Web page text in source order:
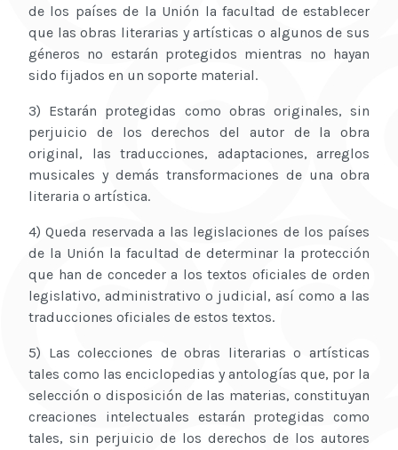
de los países de la Unión la facultad de establecer
que las obras literarias y artísticas o algunos de sus
géneros no estarán protegidos mientras no hayan
sido fijados en un soporte material.
3) Estarán protegidas como obras originales, sin
perjuicio de los derechos del autor de la obra
original, las traducciones, adaptaciones, arreglos
musicales y demás transformaciones de una obra
literaria o artística.
4) Queda reservada a las legislaciones de los países
de la Unión la facultad de determinar la protección
que han de conceder a los textos oficiales de orden
legislativo, administrativo o judicial, así como a las
traducciones oficiales de estos textos.
5) Las colecciones de obras literarias o artísticas
tales como las enciclopedias y antologías que, por la
selección o disposición de las materias, constituyan
creaciones intelectuales estarán protegidas como
tales, sin perjuicio de los derechos de los autores